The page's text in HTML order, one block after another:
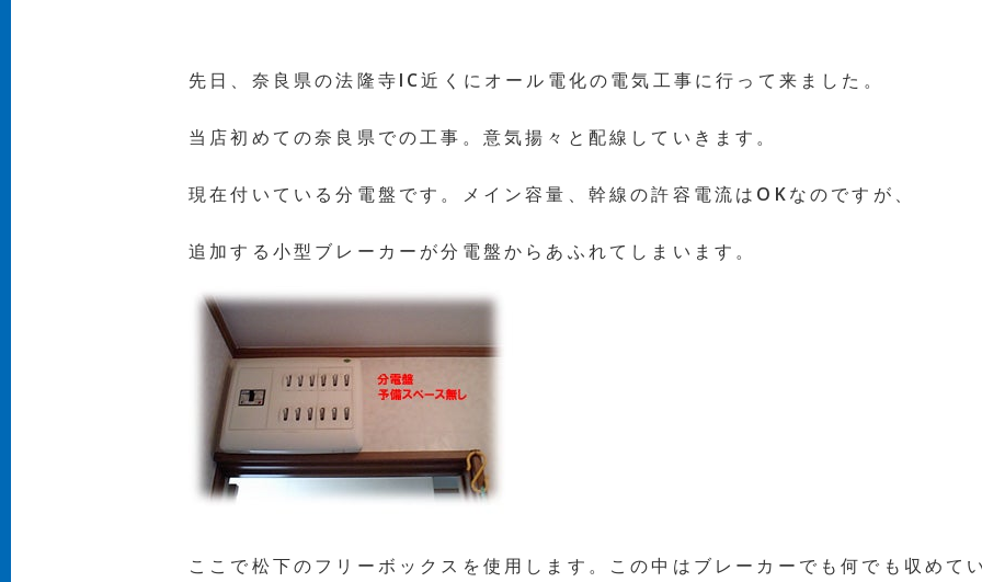
先日、奈良県の法隆寺IC近くにオール電化の電気工事に行って来ました。
当店初めての奈良県での工事。意気揚々と配線していきます。
現在付いている分電盤です。メイン容量、幹線の許容電流はOKなのですが、
追加する小型ブレーカーが分電盤からあふれてしまいます。
ここで松下のフリーボックスを使用します。この中はブレーカーでも何でも収めて